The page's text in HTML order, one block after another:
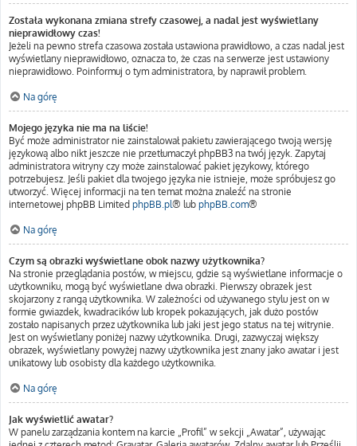
Została wykonana zmiana strefy czasowej, a nadal jest wyświetlany
nieprawidłowy czas!
Jeżeli na pewno strefa czasowa została ustawiona prawidłowo, a czas nadal jest
wyświetlany nieprawidłowo, oznacza to, że czas na serwerze jest ustawiony
nieprawidłowo. Poinformuj o tym administratora, by naprawił problem.
Na górę
Mojego języka nie ma na liście!
Być może administrator nie zainstalował pakietu zawierającego twoją wersję
językową albo nikt jeszcze nie przetłumaczył phpBB3 na twój język. Zapytaj
administratora witryny czy może zainstalować pakiet językowy, którego
potrzebujesz. Jeśli pakiet dla twojego języka nie istnieje, może spróbujesz go
utworzyć. Więcej informacji na ten temat można znaleźć na stronie
internetowej phpBB Limited phpBB.pl® lub phpBB.com®
Na górę
Czym są obrazki wyświetlane obok nazwy użytkownika?
Na stronie przeglądania postów, w miejscu, gdzie są wyświetlane informacje o
użytkowniku, mogą być wyświetlane dwa obrazki. Pierwszy obrazek jest
skojarzony z rangą użytkownika. W zależności od używanego stylu jest on w
formie gwiazdek, kwadracików lub kropek pokazujących, jak dużo postów
zostało napisanych przez użytkownika lub jaki jest jego status na tej witrynie.
Jest on wyświetlany poniżej nazwy użytkownika. Drugi, zazwyczaj większy
obrazek, wyświetlany powyżej nazwy użytkownika jest znany jako awatar i jest
unikatowy lub osobisty dla każdego użytkownika.
Na górę
Jak wyświetlić awatar?
W panelu zarządzania kontem na karcie „Profil” w sekcji „Awatar”, używając